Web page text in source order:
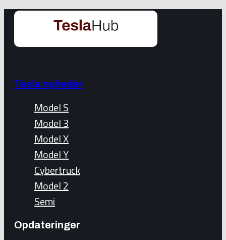
Tesla nyheder
Model S
Model 3
Model X
Model Y
Cybertruck
Model 2
Semi
Opdateringer